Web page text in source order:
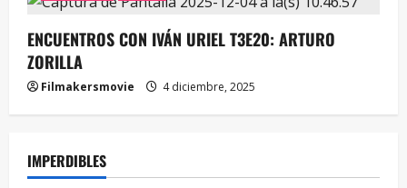
ENCUENTROS CON IVÁN URIEL T3E20: ARTURO
ZORILLA
Filmakersmovie 4 diciembre, 2025
IMPERDIBLES